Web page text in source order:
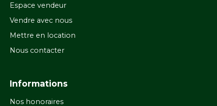
Espace vendeur
Vendre avec nous
Mettre en location
Nous contacter
Informations
Nos honoraires